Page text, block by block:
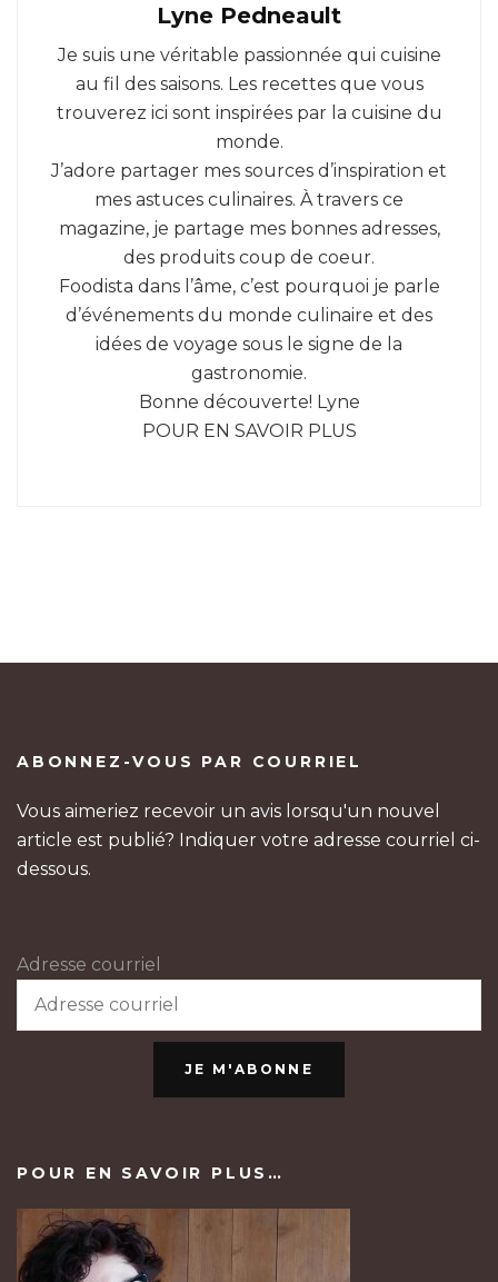
Lyne Pedneault
Je suis une véritable passionnée qui cuisine
au fil des saisons. Les recettes que vous
trouverez ici sont inspirées par la cuisine du
monde.
J’adore partager mes sources d’inspiration et
mes astuces culinaires. À travers ce
magazine, je partage mes bonnes adresses,
des produits coup de coeur.
Foodista dans l’âme, c’est pourquoi je parle
d’événements du monde culinaire et des
idées de voyage sous le signe de la
gastronomie.
Bonne découverte! Lyne
POUR EN SAVOIR PLUS
ABONNEZ-VOUS PAR COURRIEL
Vous aimeriez recevoir un avis lorsqu'un nouvel
article est publié? Indiquer votre adresse courriel ci-
dessous.
Adresse courriel
JE M'ABONNE
POUR EN SAVOIR PLUS…